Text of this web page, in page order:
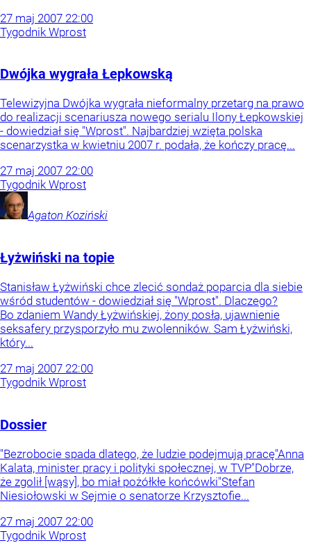
27 maj 2007 22:00
Tygodnik Wprost
Dwójka wygrała Łepkowską
Telewizyjna Dwójka wygrała nieformalny przetarg na prawo
do realizacji scenariusza nowego serialu Ilony Łepkowskiej
- dowiedział się "Wprost". Najbardziej wzięta polska
scenarzystka w kwietniu 2007 r. podała, że kończy pracę...
27 maj 2007 22:00
Tygodnik Wprost
Agaton Koziński
Łyżwiński na topie
Stanisław Łyżwiński chce zlecić sondaż poparcia dla siebie
wśród studentów - dowiedział się "Wprost". Dlaczego?
Bo zdaniem Wandy Łyżwińskiej, żony posła, ujawnienie
seksafery przysporzyło mu zwolenników. Sam Łyżwiński,
który...
27 maj 2007 22:00
Tygodnik Wprost
Dossier
"Bezrobocie spada dlatego, że ludzie podejmują pracę"Anna
Kalata, minister pracy i polityki społecznej, w TVP"Dobrze,
że zgolił [wąsy], bo miał pożółkłe końcówki"Stefan
Niesiołowski w Sejmie o senatorze Krzysztofie...
27 maj 2007 22:00
Tygodnik Wprost